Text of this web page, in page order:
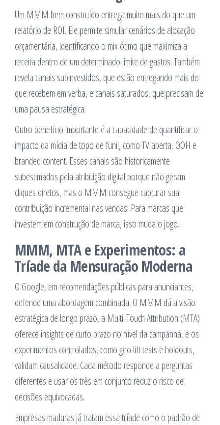
Um MMM bem construído entrega muito mais do que um
relatório de ROI. Ele permite simular cenários de alocação
orçamentária, identificando o mix ótimo que maximiza a
receita dentro de um determinado limite de gastos. Também
revela canais subinvestidos, que estão entregando mais do
que recebem em verba, e canais saturados, que precisam de
uma pausa estratégica.
Outro benefício importante é a capacidade de quantificar o
impacto da mídia de topo de funil, como TV aberta, OOH e
branded content. Esses canais são historicamente
subestimados pela atribuição digital porque não geram
cliques diretos, mas o MMM consegue capturar sua
contribuição incremental nas vendas. Para marcas que
investem em construção de marca, isso muda o jogo.
MMM, MTA e Experimentos: a
Tríade da Mensuração Moderna
O Google, em recomendações públicas para anunciantes,
defende uma abordagem combinada. O MMM dá a visão
estratégica de longo prazo, a Multi-Touch Attribution (MTA)
oferece insights de curto prazo no nível da campanha, e os
experimentos controlados, como geo lift tests e holdouts,
validam causalidade. Cada método responde a perguntas
diferentes e usar os três em conjunto reduz o risco de
decisões equivocadas.
Empresas maduras já tratam essa tríade como o padrão de